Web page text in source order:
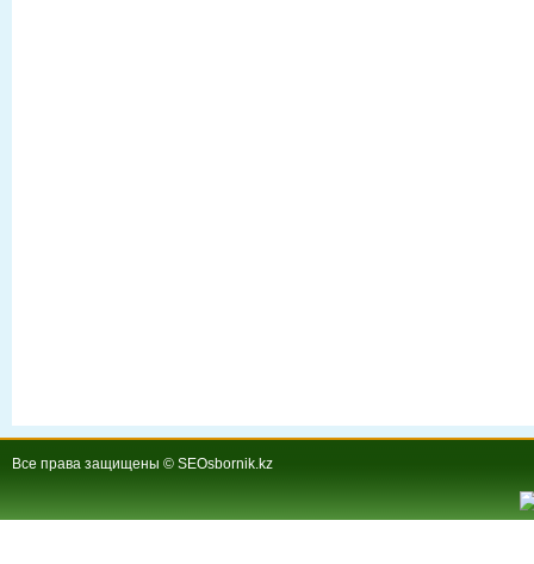
Все права защищены © SEOsbornik.kz